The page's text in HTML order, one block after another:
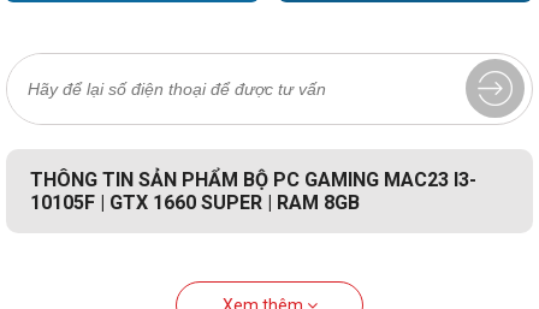
THÔNG TIN SẢN PHẨM BỘ PC GAMING MAC23 I3-
10105F | GTX 1660 SUPER | RAM 8GB